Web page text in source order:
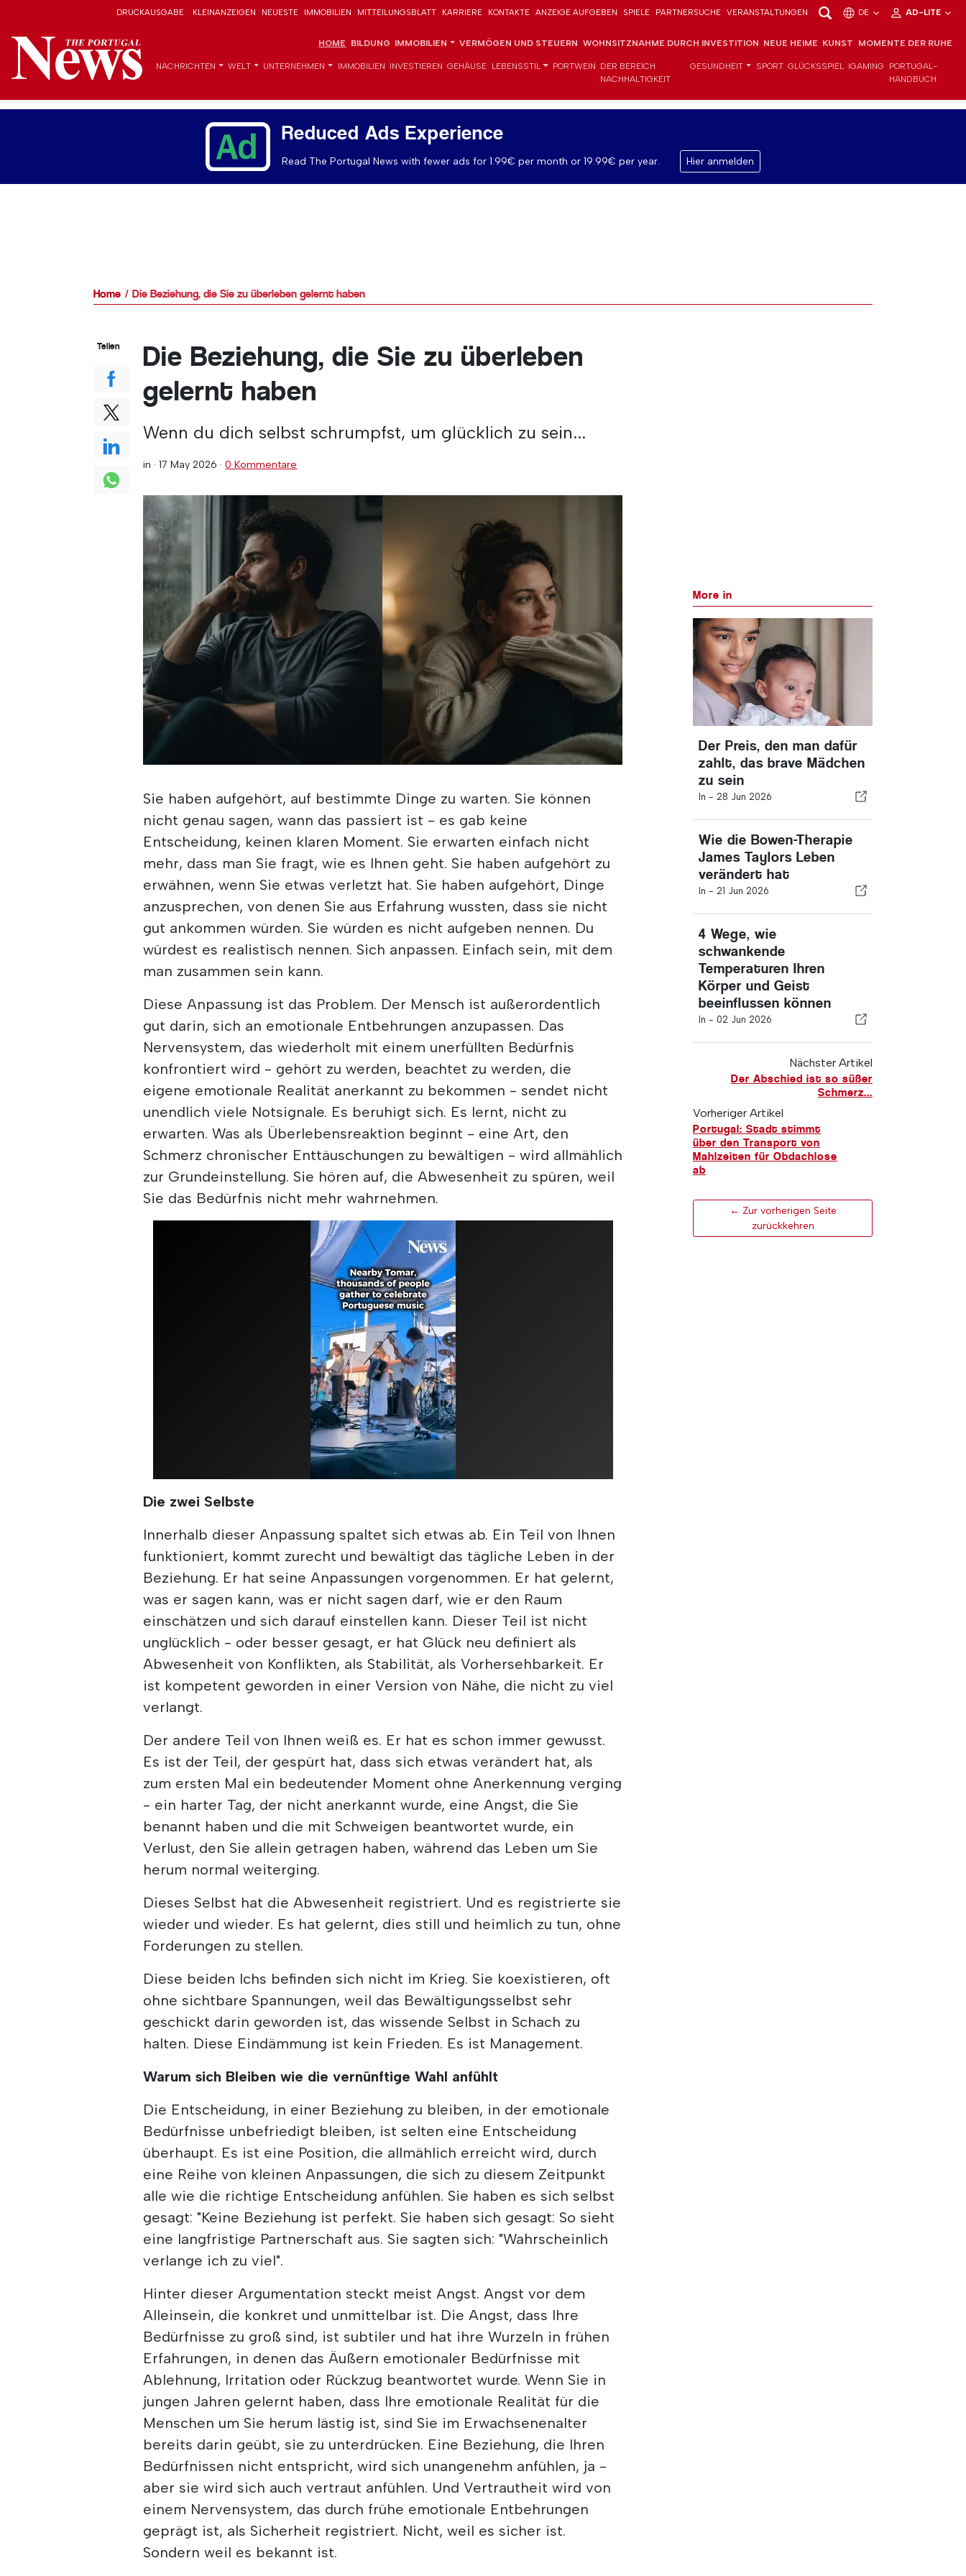
DRUCKAUSGABE KLEINANZEIGEN NEUESTE IMMOBILIEN MITTEILUNGSBLATT KARRIERE KONTAKTE ANZEIGE AUFGEBEN SPIELE PARTNERSUCHE VERANSTALTUNGEN DE AD-LITE
HOME BILDUNG IMMOBILIEN VERMÖGEN UND STEUERN WOHNSITZNAHME DURCH INVESTITION NEUE HEIME KUNST MOMENTE DER RUHE
NACHRICHTEN WELT UNTERNEHMEN IMMOBILIEN INVESTIEREN GEHÄUSE LEBENSSTIL PORTWEIN DER BEREICH
NACHHALTIGKEIT
GESUNDHEIT SPORT GLÜCKSSPIEL IGAMING
PORTUGAL-
HANDBUCH
Reduced Ads Experience
Read The Portugal News with fewer ads for 1.99€ per month or 19.99€ per year. Hier anmelden
Home Die Beziehung, die Sie zu überleben gelernt haben
Die Beziehung, die Sie zu überleben
gelernt haben
Wenn du dich selbst schrumpfst, um glücklich zu sein...
in ·17 May 2026 ·0 Kommentare
Sie haben aufgehört, auf bestimmte Dinge zu warten. Sie können
nicht genau sagen, wann das passiert ist - es gab keine
Entscheidung, keinen klaren Moment. Sie erwarten einfach nicht
mehr, dass man Sie fragt, wie es Ihnen geht. Sie haben aufgehört zu
erwähnen, wenn Sie etwas verletzt hat. Sie haben aufgehört, Dinge
anzusprechen, von denen Sie aus Erfahrung wussten, dass sie nicht
gut ankommen würden. Sie würden es nicht aufgeben nennen. Du
würdest es realistisch nennen. Sich anpassen. Einfach sein, mit dem
man zusammen sein kann.
Diese Anpassung ist das Problem. Der Mensch ist außerordentlich
gut darin, sich an emotionale Entbehrungen anzupassen. Das
Nervensystem, das wiederholt mit einem unerfüllten Bedürfnis
konfrontiert wird - gehört zu werden, beachtet zu werden, die
eigene emotionale Realität anerkannt zu bekommen - sendet nicht
unendlich viele Notsignale. Es beruhigt sich. Es lernt, nicht zu
erwarten. Was als Überlebensreaktion beginnt - eine Art, den
Schmerz chronischer Enttäuschungen zu bewältigen - wird allmählich
zur Grundeinstellung. Sie hören auf, die Abwesenheit zu spüren, weil
Sie das Bedürfnis nicht mehr wahrnehmen.
Die zwei Selbste
Innerhalb dieser Anpassung spaltet sich etwas ab. Ein Teil von Ihnen
funktioniert, kommt zurecht und bewältigt das tägliche Leben in der
Beziehung. Er hat seine Anpassungen vorgenommen. Er hat gelernt,
was er sagen kann, was er nicht sagen darf, wie er den Raum
einschätzen und sich darauf einstellen kann. Dieser Teil ist nicht
unglücklich - oder besser gesagt, er hat Glück neu definiert als
Abwesenheit von Konflikten, als Stabilität, als Vorhersehbarkeit. Er
ist kompetent geworden in einer Version von Nähe, die nicht zu viel
verlangt.
Der andere Teil von Ihnen weiß es. Er hat es schon immer gewusst.
Es ist der Teil, der gespürt hat, dass sich etwas verändert hat, als
zum ersten Mal ein bedeutender Moment ohne Anerkennung verging
- ein harter Tag, der nicht anerkannt wurde, eine Angst, die Sie
benannt haben und die mit Schweigen beantwortet wurde, ein
Verlust, den Sie allein getragen haben, während das Leben um Sie
herum normal weiterging.
Dieses Selbst hat die Abwesenheit registriert. Und es registrierte sie
wieder und wieder. Es hat gelernt, dies still und heimlich zu tun, ohne
Forderungen zu stellen.
Diese beiden Ichs befinden sich nicht im Krieg. Sie koexistieren, oft
ohne sichtbare Spannungen, weil das Bewältigungsselbst sehr
geschickt darin geworden ist, das wissende Selbst in Schach zu
halten. Diese Eindämmung ist kein Frieden. Es ist Management.
Warum sich Bleiben wie die vernünftige Wahl anfühlt
Die Entscheidung, in einer Beziehung zu bleiben, in der emotionale
Bedürfnisse unbefriedigt bleiben, ist selten eine Entscheidung
überhaupt. Es ist eine Position, die allmählich erreicht wird, durch
eine Reihe von kleinen Anpassungen, die sich zu diesem Zeitpunkt
alle wie die richtige Entscheidung anfühlen. Sie haben es sich selbst
gesagt: "Keine Beziehung ist perfekt. Sie haben sich gesagt: So sieht
eine langfristige Partnerschaft aus. Sie sagten sich: "Wahrscheinlich
verlange ich zu viel".
Hinter dieser Argumentation steckt meist Angst. Angst vor dem
Alleinsein, die konkret und unmittelbar ist. Die Angst, dass Ihre
Bedürfnisse zu groß sind, ist subtiler und hat ihre Wurzeln in frühen
Erfahrungen, in denen das Äußern emotionaler Bedürfnisse mit
Ablehnung, Irritation oder Rückzug beantwortet wurde. Wenn Sie in
jungen Jahren gelernt haben, dass Ihre emotionale Realität für die
Menschen um Sie herum lästig ist, sind Sie im Erwachsenenalter
bereits darin geübt, sie zu unterdrücken. Eine Beziehung, die Ihren
Bedürfnissen nicht entspricht, wird sich unangenehm anfühlen, ja -
aber sie wird sich auch vertraut anfühlen. Und Vertrautheit wird von
einem Nervensystem, das durch frühe emotionale Entbehrungen
geprägt ist, als Sicherheit registriert. Nicht, weil es sicher ist.
Sondern weil es bekannt ist.
Teilen
More in
Der Preis, den man dafür
zahlt, das brave Mädchen
zu sein
In - 28 Jun 2026
Wie die Bowen-Therapie
James Taylors Leben
verändert hat
In - 21 Jun 2026
4 Wege, wie
schwankende
Temperaturen Ihren
Körper und Geist
beeinflussen können
In - 02 Jun 2026
Nächster Artikel
Der Abschied ist so süßer
Schmerz...
Vorheriger Artikel
Portugal: Stadt stimmt
über den Transport von
Mahlzeiten für Obdachlose
ab
← Zur vorherigen Seite
zurückkehren